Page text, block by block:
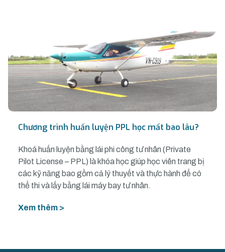
Chương trình huấn luyện PPL học mất bao lâu?
Khoá huấn luyện bằng lái phi công tư nhân (Private
Pilot License – PPL) là khóa học giúp học viên trang bị
các kỹ năng bao gồm cả lý thuyết và thực hành để có
thể thi và lấy bằng lái máy bay tư nhân.
Xem thêm >